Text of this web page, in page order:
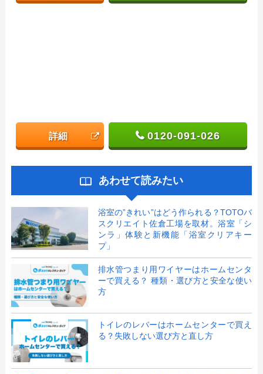
詳細 0120-091-026
あわせて読みたい
浴室の”きれい”はどう作られる？TOTOバ
スクリエイト佐倉工場を取材。浴室「シ
ンラ」体験と新機能「浴室クリアキー
プ」
排水管つまり用ワイヤーはホームセンタ
ーで買える？ 種類・選び方と安全な使い
方
トイレのレバーはホームセンターで買え
る？失敗しない選び方と直し方